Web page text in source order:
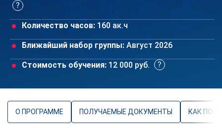
Количество часов: 160 ак.ч
Ближайший набор группы: Август 2026
Стоимость обучения: 12 000 руб.
О ПРОГРАММЕ ПОЛУЧАЕМЫЕ ДОКУМЕНТЫ КАК